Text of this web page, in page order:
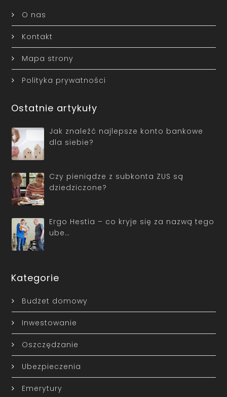
O nas
Kontakt
Mapa strony
Polityka prywatności
Ostatnie artykuły
Jak znaleźć najlepsze konto bankowe
dla siebie?
Czy pieniądze z subkonta ZUS są
dziedziczone?
Ergo Hestia – co kryje się za nazwą tego
ube…
Kategorie
Budżet domowy
Inwestowanie
Oszczędzanie
Ubezpieczenia
Emerytury